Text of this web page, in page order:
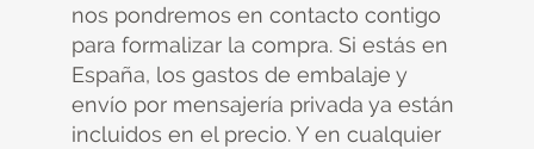
nos pondremos en contacto contigo
para formalizar la compra. Si estás en
España, los gastos de embalaje y
envío por mensajería privada ya están
incluidos en el precio. Y en cualquier